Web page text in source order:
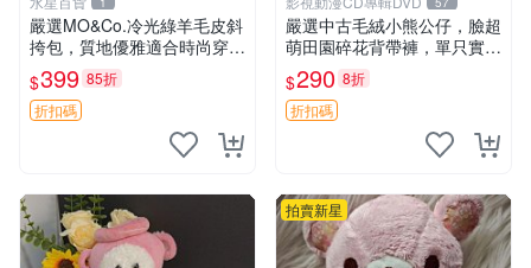
嚴選MO&Co.冷光綠羊毛皮斜
挎包，質地優雅適合時尚穿搭
冷光綠 皮包 斜挎包
$399 85折
折扣碼
嚴選中古毛絨小熊公仔，臉超
萌田園碎花背帶褲，單只實拍
展示 中古、毛絨玩具、玩偶
$290 8折
折扣碼
拍賣新星